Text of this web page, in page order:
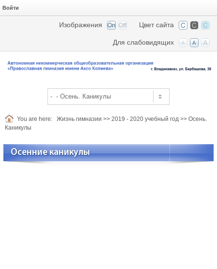
Войти
Цвет сайта
Изображения
Для слабовидящих
You are here: Жизнь гимназии >> 2019 - 2020 учебный год >> Осень.
Каникулы
Осенние каникулы